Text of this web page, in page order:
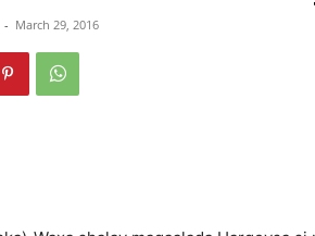
- March 29, 2016